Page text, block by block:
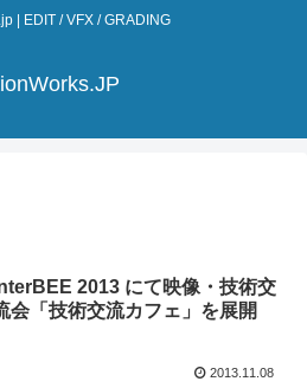
| EDIT / VFX / GRADING
2013 にて映像・技術交
会「技術交流カフェ」を展開
2013.11.08